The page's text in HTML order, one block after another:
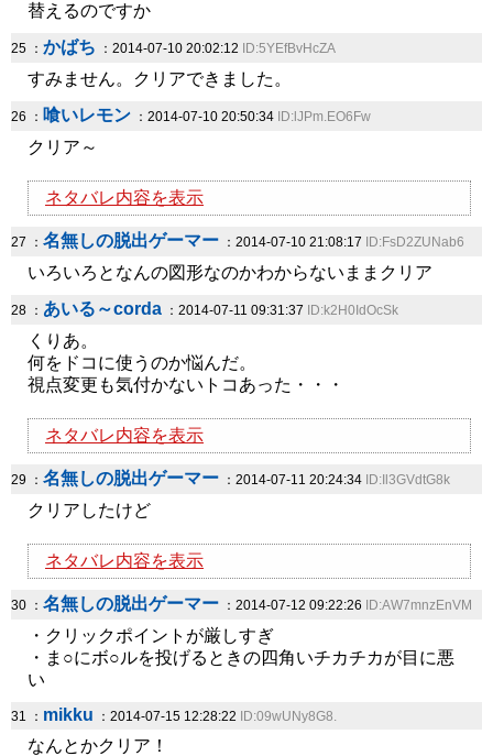
替えるのですか
25 ： かばち ：2014-07-10 20:02:12 ID:5YEfBvHcZA
すみません。クリアできました。
26 ： 喰いレモン ：2014-07-10 20:50:34 ID:lJPm.EO6Fw
クリア～
ネタバレ内容を表示
27 ： 名無しの脱出ゲーマー ：2014-07-10 21:08:17 ID:FsD2ZUNab6
いろいろとなんの図形なのかわからないままクリア
28 ： あいる～corda ：2014-07-11 09:31:37 ID:k2H0IdOcSk
くりあ。
何をドコに使うのか悩んだ。
視点変更も気付かないトコあった・・・
ネタバレ内容を表示
29 ： 名無しの脱出ゲーマー ：2014-07-11 20:24:34 ID:Il3GVdtG8k
クリアしたけど
ネタバレ内容を表示
30 ： 名無しの脱出ゲーマー ：2014-07-12 09:22:26 ID:AW7mnzEnVM
・クリックポイントが厳しすぎ
・ま○にボ○ルを投げるときの四角いチカチカが目に悪
い
31 ： mikku ：2014-07-15 12:28:22 ID:09wUNy8G8.
なんとかクリア！